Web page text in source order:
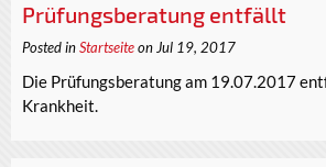
Prüfungsberatung entfällt
Posted inStartseiteon Jul 19, 2017
Die Prüfungsberatung am 19.07.2017
Krankheit.